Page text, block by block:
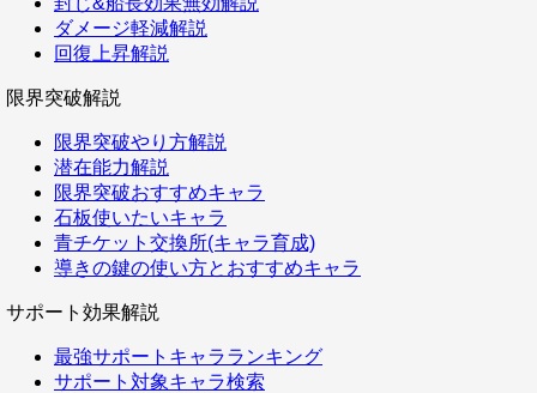
ダメージ軽減解説
回復上昇解説
限界突破解説
限界突破やり方解説
潜在能力解説
限界突破おすすめキャラ
石板使いたいキャラ
青チケット交換所(キャラ育成)
導きの鍵の使い方とおすすめキャラ
サポート効果解説
最強サポートキャラランキング
サポート対象キャラ検索